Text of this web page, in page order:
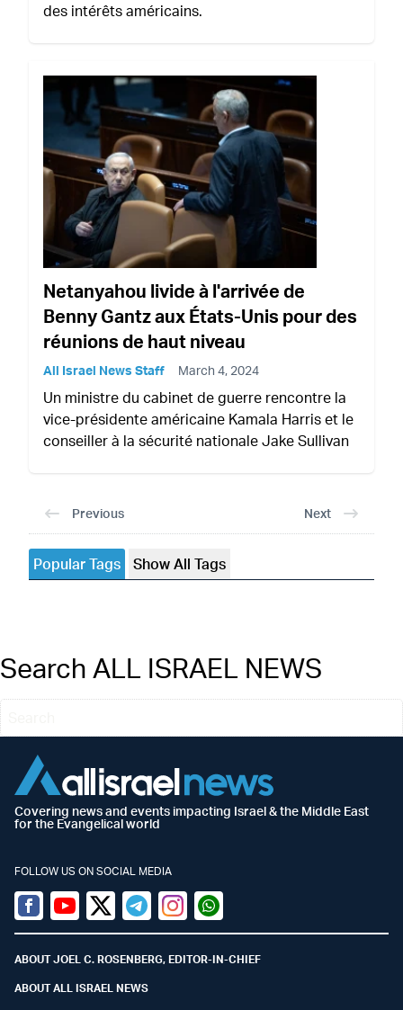
des intérêts américains.
Netanyahou livide à l'arrivée de
Benny Gantz aux États-Unis pour des
réunions de haut niveau
All Israel News Staff March 4, 2024
Un ministre du cabinet de guerre rencontre la
vice-présidente américaine Kamala Harris et le
conseiller à la sécurité nationale Jake Sullivan
Previous Next
Popular Tags Show All Tags
Search ALL ISRAEL NEWS
Covering news and events impacting Israel & the Middle East
for the Evangelical world
FOLLOW US ON SOCIAL MEDIA
Facebook
YoutubeTwitter (X)
TelegramInstagramWhatsapp
ABOUT JOEL C. ROSENBERG, EDITOR-IN-CHIEF
ABOUT ALL ISRAEL NEWS